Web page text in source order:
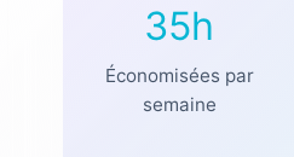
35h
Économisées par
semaine